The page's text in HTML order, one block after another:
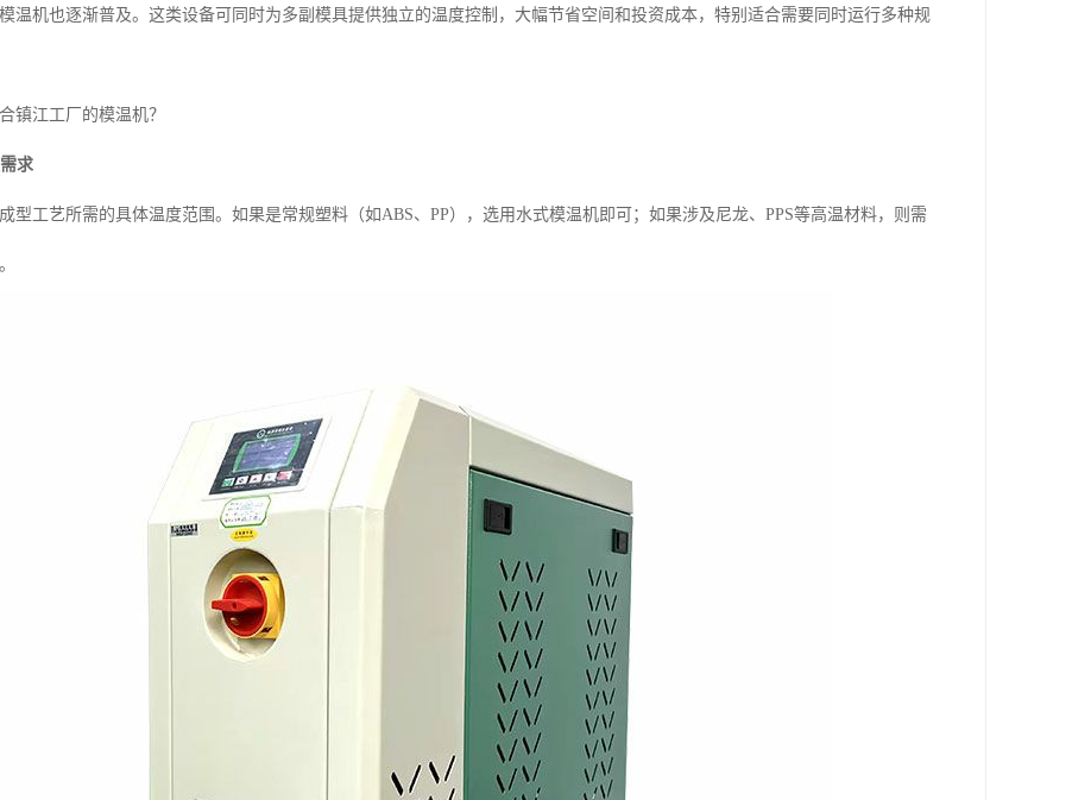
温机也逐渐普及。这类设备可同时为多副模具提供独立的温度控制，大幅节省空间和投资成本，特别适合需要同时运行多种规
镇江工厂的模温机？
求
型工艺所需的具体温度范围。如果是常规塑料（如ABS、PP），选用水式模温机即可；如果涉及尼龙、PPS等高温材料，则需